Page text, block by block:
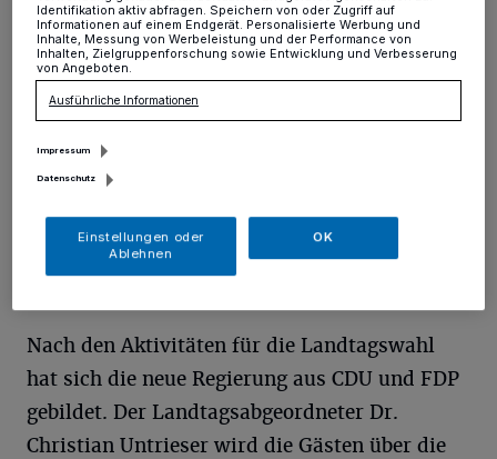
am Mittwoch, 2. August, um 19 Uhr, in das Restaurant
GIORGIO, Schildsheider Straße 47 ein.
Nach den Aktivitäten für die Landtagswahl
hat sich die neue Regierung aus CDU und FDP
gebildet. Der Landtagsabgeordneter Dr.
Christian Untrieser wird die Gästen über die
Identifikation aktiv abfragen. Speichern von oder Zugriff auf
Informationen auf einem Endgerät. Personalisierte Werbung und
Inhalte, Messung von Werbeleistung und der Performance von
Inhalten, Zielgruppenforschung sowie Entwicklung und Verbesserung
von Angeboten.
Ausführliche Informationen
Impressum
Datenschutz
Einstellungen oder
Ablehnen
OK